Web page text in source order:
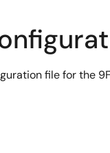
file for the